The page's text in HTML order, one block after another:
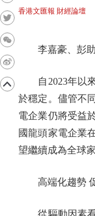
香港文匯報 財經論壇
李嘉豪、彭助
自2023年以來
於穩定。儘管不
電企業仍將受益
國龍頭家電企業
望繼續成為全球
高端化趨勢 促
從驅動因素看